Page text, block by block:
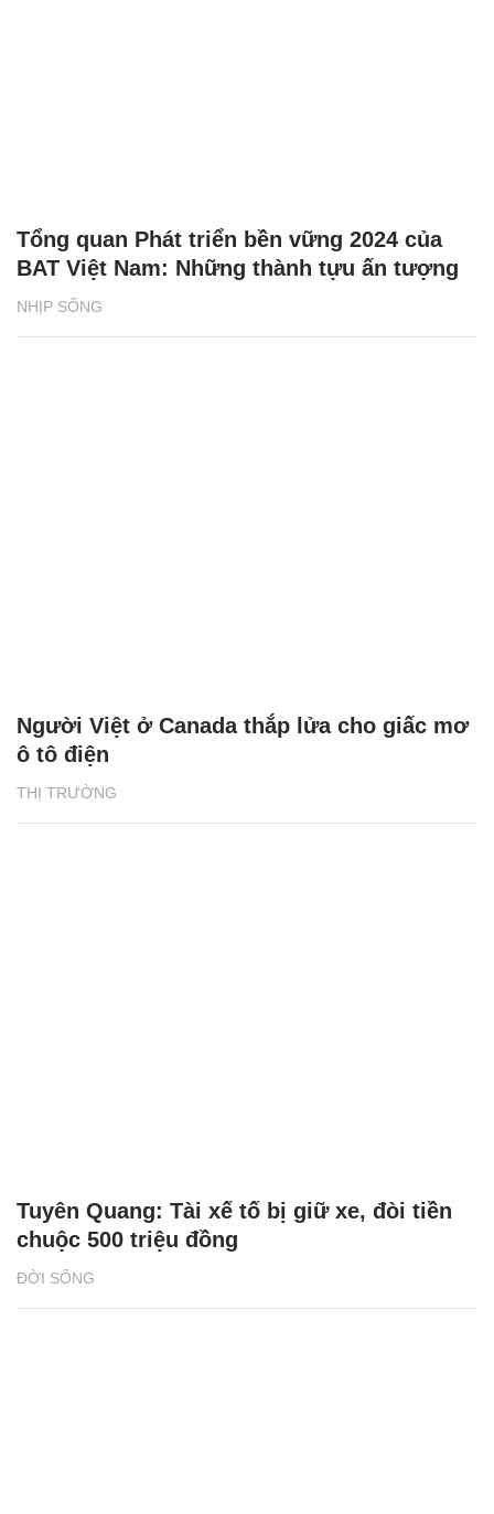
NHỊP SỐNG
Tổng quan Phát triển bền vững 2024 của
BAT Việt Nam: Những thành tựu ấn tượng
THỊ TRƯỜNG
Người Việt ở Canada thắp lửa cho giấc mơ
ô tô điện
ĐỜI SỐNG
Tuyên Quang: Tài xế tố bị giữ xe, đòi tiền
chuộc 500 triệu đồng